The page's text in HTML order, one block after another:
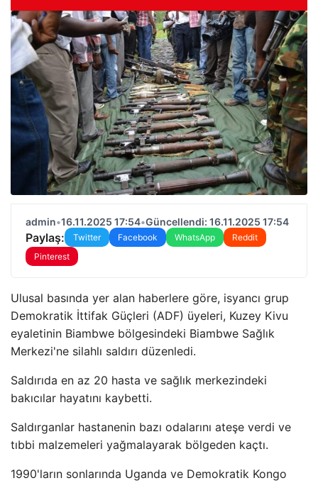
admin•16.11.2025 17:54•Güncellendi: 16.11.2025 17:54
Paylaş: Twitter Facebook WhatsApp
Reddit
Pinterest
Ulusal basında yer alan haberlere göre, isyancı grup
Demokratik İttifak Güçleri (ADF) üyeleri, Kuzey Kivu
eyaletinin Biambwe bölgesindeki Biambwe Sağlık
Merkezi'ne silahlı saldırı düzenledi.
Saldırıda en az 20 hasta ve sağlık merkezindeki
bakıcılar hayatını kaybetti.
Saldırganlar hastanenin bazı odalarını ateşe verdi ve
tıbbi malzemeleri yağmalayarak bölgeden kaçtı.
1990'ların sonlarında Uganda ve Demokratik Kongo